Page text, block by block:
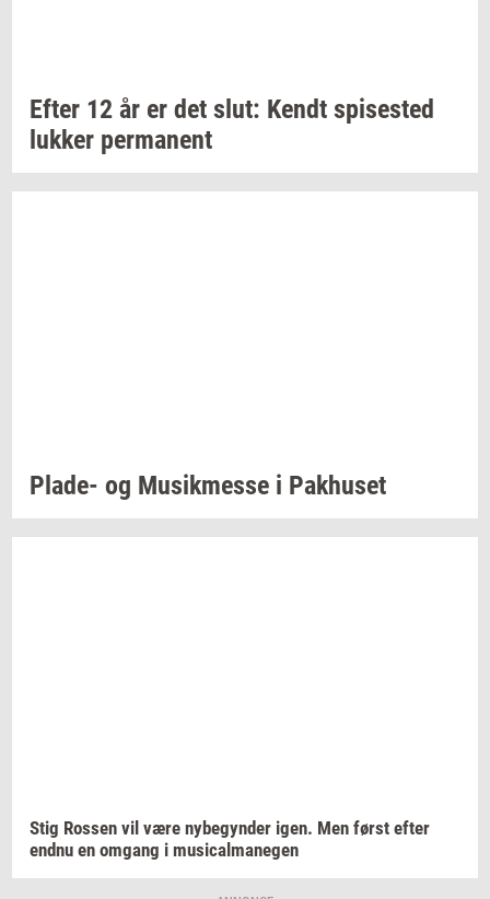
Efter 12 år er det slut: Kendt spi­se­sted
luk­ker per­ma­nent
Plade-​ og Mu­sik­mes­se i Pak­hu­set
Stig Ros­sen vil være ny­be­gyn­der igen. Men først efter
endnu en om­gang i mu­si­cal­ma­ne­gen